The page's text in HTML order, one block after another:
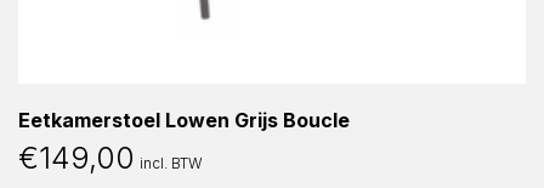
Eetkamerstoel Lowen Grijs Boucle
€149,00 incl. BTW